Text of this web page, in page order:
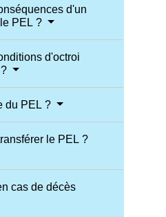
d'un
PEL ?
d'octroi
du PEL ?
le PEL ?
cas de décès